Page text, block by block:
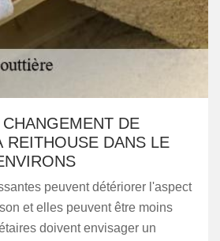
DE
REITHOUSE DANS LE
peuvent détériorer l'aspect
et elles peuvent être moins
doivent envisager un